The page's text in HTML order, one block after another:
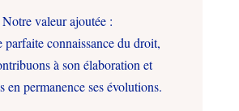
Notre valeur ajoutée :
parfaite connaissance du droit,
à son élaboration et
en permanence ses évolutions.